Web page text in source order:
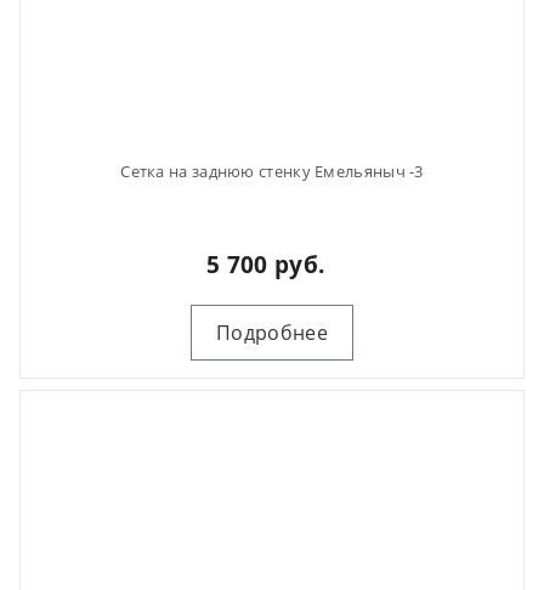
Сетка на заднюю стенку Емельяныч -3
5 700 руб.
Подробнее